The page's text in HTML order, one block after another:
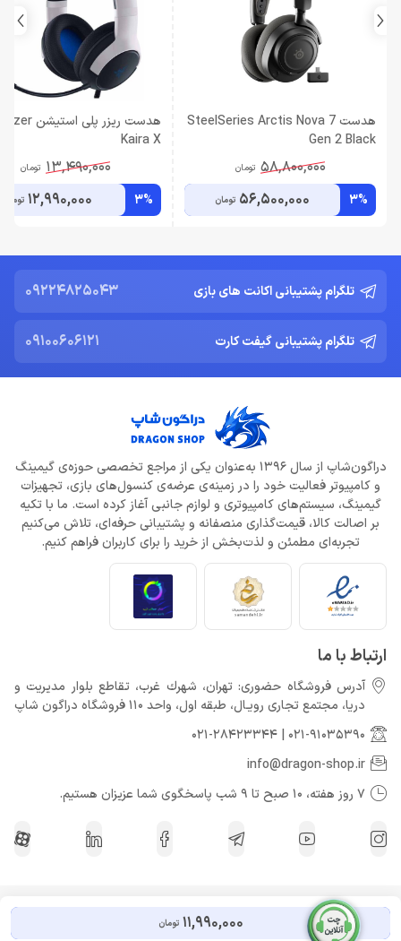
11,990,000 تومان
هدست SteelSeries Arctis Nova 7
Gen 2 Black
58,800,000 تومان
3%
56,500,000 تومان
هدست ریزر پلی استیشن Razer
Kaira X
13,490,000 تومان
3%
12,990,000 تومان
تلگرام پشتیبانی اکانت های بازی 09224825043
تلگرام پشتیبانی گیفت کارت 09100606121
دراگون‌شاپ از سال 1396 به‌عنوان یکی از مراجع تخصصی حوزه‌ی گیمینگ
و کامپیوتر فعالیت خود را در زمینه‌ی عرضه‌ی کنسول‌های بازی، تجهیزات
گیمینگ، سیستم‌های کامپیوتری و لوازم جانبی آغاز کرده است. ما با تکیه
بر اصالت کالا، قیمت‌گذاری منصفانه و پشتیبانی حرفه‌ای، تلاش می‌کنیم
تجربه‌ای مطمئن و لذت‌بخش از خرید را برای کاربران فراهم کنیم.
ارتباط با ما
آدرس فروشگاه حضوری: تهران، شهرك غرب، تقاطع بلوار مدیریت و
دريا، مجتمع تجارى رويـال، طبقه اول، واحد 110 فروشگاه دراگون شاپ
021-91035390
|
021-28423344
info@dragon-shop.ir
7 روز هفته، 10 صبح تا 9 شب پاسخگوی شما عزیزان هستیم.
کلیه حقوق مادی و معنوی برای دراگون شاپ محفوظ می باشد.